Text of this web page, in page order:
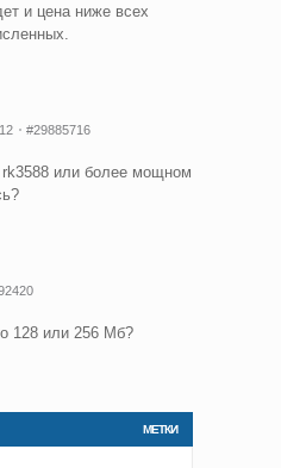
и цена ниже всех
#29885716
rk3588 или более мощном
128 или 256 Мб?
МЕТКИ